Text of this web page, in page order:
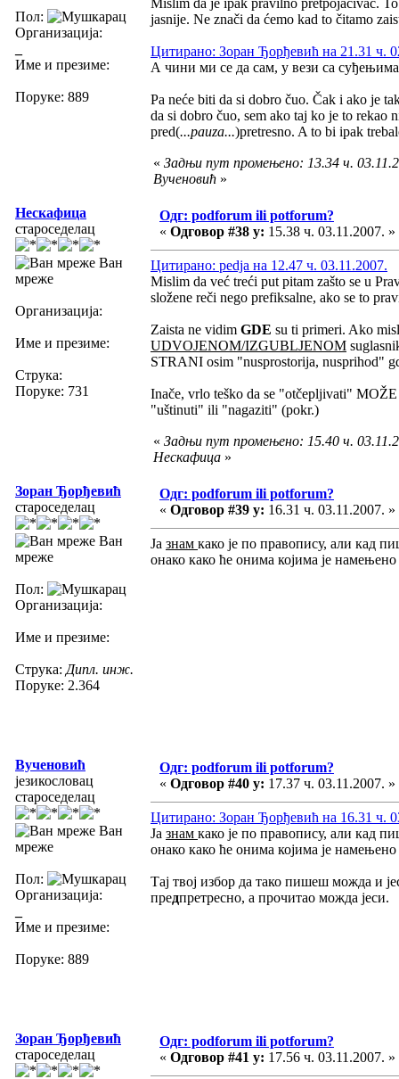
Пол:
Организација:
Име и презиме:
Поруке: 889
jasnije. Ne znači da ćemo kad to čitamo
Цитирано: Зоран Ђорђевић на 21.31 ч.
А чини ми се да сам, у вези са
Pa neće biti da si dobro čuo. Čak i ako je
da si dobro čuo, sem ako taj ko je to rekao
pred(...pauza...)pretresno. A to bi ipak
« Задњи пут промењено: 13.34 ч.
Вученовић »
Нескафица
староседелац
Ван
мреже
Организација:
Име и презиме:
Струка:
Поруке: 731
Одг: podforum ili potforum?
« Одговор #38 у: 15.38 ч. 03.11.2007. »
Цитирано: pedja на 12.47 ч. 03.11.2007.
Mislim da već treći put pitam zašto se u
složene reči nego prefiksalne, ako se to
Zaista ne vidim GDE su ti primeri. Ako
UDVOJENOM/IZGUBLJENOM
STRANI osim "nusprostorija, nusprihod"
Inače, vrlo teško da se "otčepljivati"
"uštinuti" ili "nagaziti" (pokr.)
« Задњи пут промењено: 15.40 ч.
Нескафица »
Зоран Ђорђевић
староседелац
Ван
мреже
Пол:
Организација:
Име и презиме:
Струка: Дипл. инж.
Поруке: 2.364
Одг: podforum ili potforum?
« Одговор #39 у: 16.31 ч. 03.11.2007. »
Ја знам како је по правопису, али кад
онако како ће онима којима је намењено
Вученовић
језикословац
староседелац
Ван
мреже
Пол:
Организација:
Име и презиме:
Поруке: 889
Одг: podforum ili potforum?
« Одговор #40 у: 17.37 ч. 03.11.2007. »
Цитирано: Зоран Ђорђевић на 16.31 ч.
Ја знам како је по правопису, али кад
онако како ће онима којима је намењено
Тај твој избор да тако пишеш можда и
предпретресно, а прочитао можда јеси.
Зоран Ђорђевић
староседелац
Одг: podforum ili potforum?
« Одговор #41 у: 17.56 ч. 03.11.2007. »